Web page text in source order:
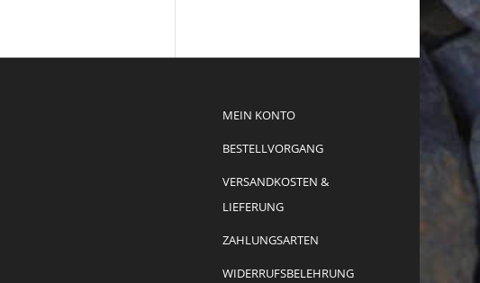
MEIN KONTO
BESTELLVORGANG
VERSANDKOSTEN &
LIEFERUNG
ZAHLUNGSARTEN
WIDERRUFSBELEHRUNG